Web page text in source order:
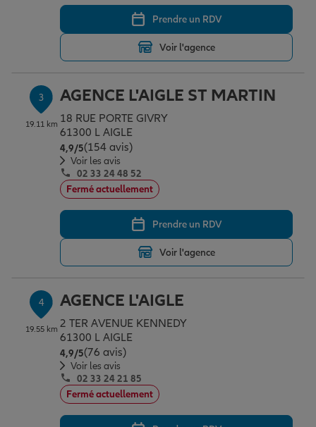
Garantie des accidents de la vie
Assurance scolaire
Protection juridique
Retraite
Tous nos devis d'assurance
Prendre un RDV
Voir l'agence
3
19.11 km
AGENCE L'AIGLE ST MARTIN
18 RUE PORTE GIVRY
61300 L AIGLE
4,9/5Note de 4.9 sur 5
(154 avis)
Voir les avis
02 33 24 48 52
Fermé actuellement
Prendre un RDV
Voir l'agence
4
19.55 km
AGENCE L'AIGLE
2 TER AVENUE KENNEDY
61300 L AIGLE
4,9/5Note de 4.9 sur 5
(76 avis)
Voir les avis
02 33 24 21 85
Fermé actuellement